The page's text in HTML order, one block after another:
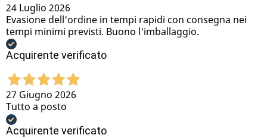
24 Luglio 2026
Evasione dell'ordine in tempi rapidi con consegna nei
tempi minimi previsti. Buono l'imballaggio.
Acquirente verificato
27 Giugno 2026
Tutto a posto
Acquirente verificato